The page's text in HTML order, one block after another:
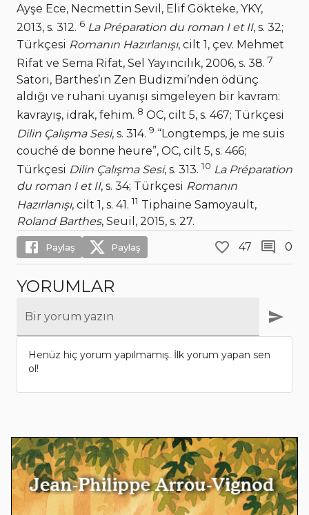
Ayşe Ece, Necmettin Sevil, Elif Gökteke, YKY,
2013, s. 312. 6 La Préparation du roman I et II, s. 32;
Türkçesi Romanın Hazırlanışı, cilt 1, çev. Mehmet
Rifat ve Sema Rifat, Sel Yayıncılık, 2006, s. 38. 7
Satori, Barthes’ın Zen Budizmi’nden ödünç
aldığı ve ruhani uyanışı simgeleyen bir kavram:
kavrayış, idrak, fehim. 8 OC, cilt 5, s. 467; Türkçesi
Dilin Çalışma Sesi, s. 314. 9 “Longtemps, je me suis
couché de bonne heure”, OC, cilt 5, s. 466;
Türkçesi Dilin Çalışma Sesi, s. 313. 10 La Préparation
du roman I et II, s. 34; Türkçesi Romanın
Hazırlanışı, cilt 1, s. 41. 11 Tiphaine Samoyault,
Roland Barthes, Seuil, 2015, s. 27.
Paylaş Paylaş 47 0
YORUMLAR
Bir yorum yazın
Henüz hiç yorum yapılmamış. İlk yorum yapan sen
ol!